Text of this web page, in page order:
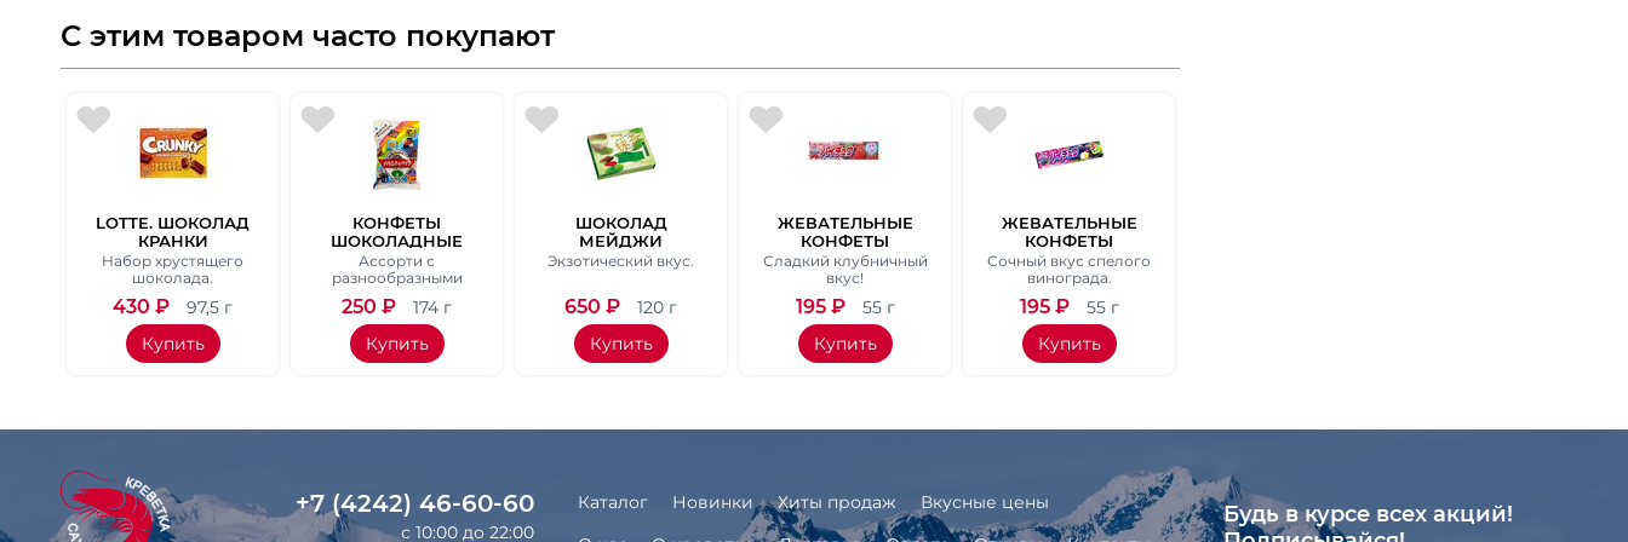
С этим товаром часто покупают
LOTTE. ШОКОЛАД
КРАНКИ
ХРУСТЯЩИЙ
НАБОР. 97,5 ГР.
Набор хрустящего
шоколада.
430 ₽
97,5 г
Купить
КОНФЕТЫ
ШОКОЛАДНЫЕ
TIROL CHOCO, ВЕС
174 ГР.
Ассорти с
разнообразными
начинками.
250 ₽
174 г
Купить
ШОКОЛАД
МЕЙДЖИ
ЗЕЛЕНЫЙ ЧАЙ,
Экзотический вкус.
650 ₽
120 г
Купить
ЖЕВАТЕЛЬНЫЕ
КОНФЕТЫ
”МОРИНАГА"
КЛУБНИКА, ВЕС 55
ГР.
Сладкий клубничный
вкус!
195 ₽
55 г
Купить
ЖЕВАТЕЛЬНЫЕ
КОНФЕТЫ
”МОРИНАГА"
ВИНОГРАД, ВЕС 55
ГР.
Сочный вкус спелого
винограда.
195 ₽
55 г
Купить
+7 (4242) 46-60-60
с 10:00 до 22:00
Каталог Новинки Хиты продаж
Вкусные цены
Будь в курсе всех акций!